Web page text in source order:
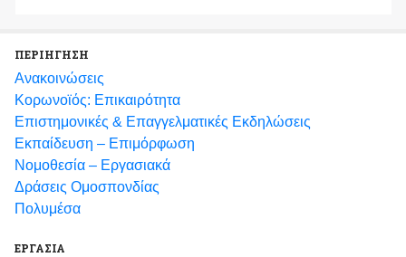
ΠΕΡΙΗΓΗΣΗ
Ανακοινώσεις
Κορωνοϊός: Επικαιρότητα
Eπιστημονικές & Επαγγελματικές Eκδηλώσεις
Εκπαίδευση – Επιμόρφωση
Νομοθεσία – Εργασιακά
Δράσεις Ομοσπονδίας
Πολυμέσα
ΕΡΓΑΣΙΑ